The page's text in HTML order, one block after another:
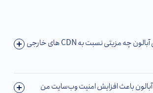
خرید CDN ایرانی آبالون چه مزیتی نسبت به CDN های خارجی
آیا سرویس CDN آبالون باعث افزایش امنیت وب‌سایت من